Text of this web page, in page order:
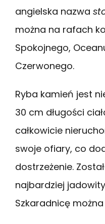
angielska nazwa
można na rafach
Spokojnego,
Czerwonego.
Ryba kamień jest
30 cm długości
całkowicie
swoje ofiary, co
dostrzeżenie.
najbardziej
Szkaradnicę